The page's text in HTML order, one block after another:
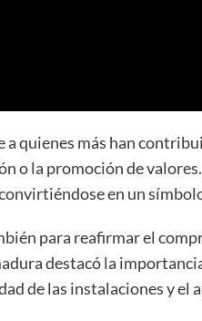
quienes más han
la promoción de valores.
en un
para reafirmar el
destacó la
de las instalaciones y el